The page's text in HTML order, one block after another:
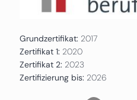
Grundzertifikat: 2017
Zertifikat 1: 2020
Zertifikat 2: 2023
Zertifizierung bis: 2026